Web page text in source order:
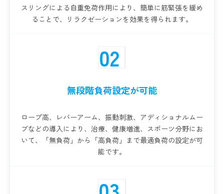
スリングによる自重免荷作用により、簡単に筋緊張を緩め
ることで、リラクゼーションを効果を得られます。
02
無段階負荷設定が可能
ロープ高、レバーアーム、振動刺激、アディショナルムー
ブなどの導入により、治療、健康増進、スポーツ分野にお
いて、「無負荷」から「高負荷」まで最適負荷の設定が可
能です。